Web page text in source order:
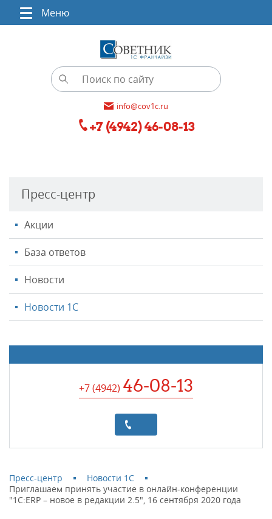
Меню
info@cov1c.ru
+7 (4942) 46-08-13
Пресс-центр
Акции
База ответов
Новости
Новости 1С
+7 (4942) 46-08-13
Пресс-центр
Новости 1С
Приглашаем принять участие в онлайн-конференции
"1С:ERP – новое в редакции 2.5", 16 сентября 2020 года